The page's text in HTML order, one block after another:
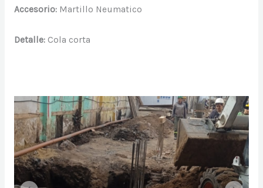
Accesorio:Martillo Neumatico
Detalle:Cola corta